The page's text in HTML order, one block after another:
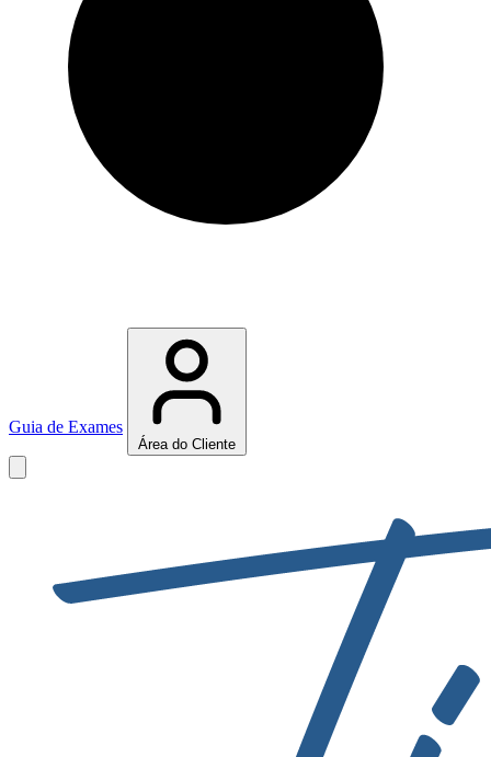
Guia de Exames
Área do Cliente